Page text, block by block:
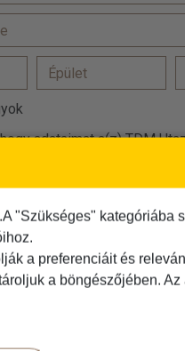
adataimat a(z) TDM
tájékoztatót elolvastam és
Ön nem robot!
"Szükséges" kategóriába
a preferenciáit és
a böngészőjében. Az